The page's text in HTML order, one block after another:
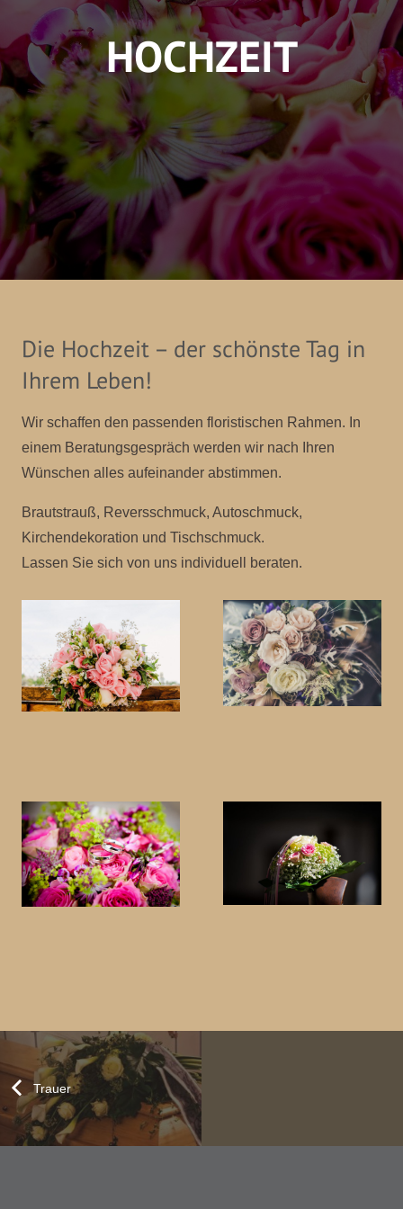
HOCHZEIT
Die Hochzeit – der schönste Tag in
Ihrem Leben!
Wir schaffen den passenden floristischen Rahmen. In
einem Beratungsgespräch werden wir nach Ihren
Wünschen alles aufeinander abstimmen.
Brautstrauß, Reversschmuck, Autoschmuck,
Kirchendekoration und Tischschmuck.
Lassen Sie sich von uns individuell beraten.
Trauer